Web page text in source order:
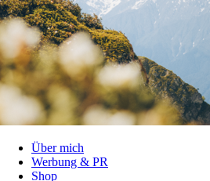
Über mich
Werbung & PR
Shop